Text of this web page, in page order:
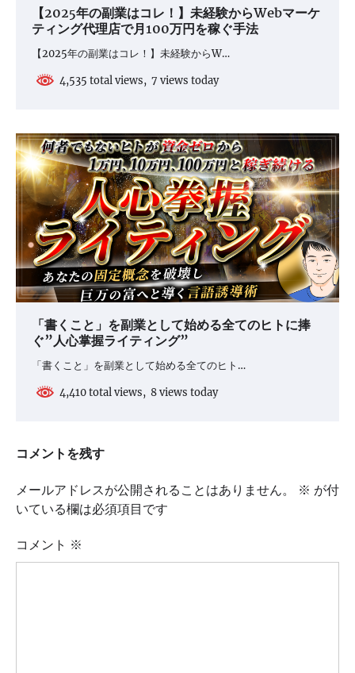
【2025年の副業はコレ！】未経験からWebマーケ
ティング代理店で月100万円を稼ぐ手法
【2025年の副業はコレ！】未経験からW…
4,535 total views, 7 views today
「書くこと」を副業として始める全てのヒトに捧
ぐ”人心掌握ライティング”
「書くこと」を副業として始める全てのヒト…
4,410 total views, 8 views today
コメントを残す
メールアドレスが公開されることはありません。 ※ が付
いている欄は必須項目です
コメント ※